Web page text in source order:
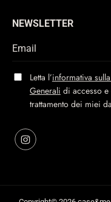
NEWSLETTER
Letta l’informativa
Generali di accesso
trattamento dei miei